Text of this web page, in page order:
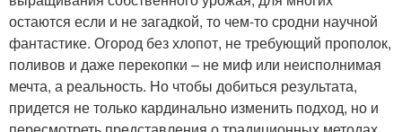
остаются если и не загадкой, то чем-то сродни научной
фантастике. Огород без хлопот, не требующий прополок,
поливов и даже перекопки – не миф или неисполнимая
мечта, а реальность. Но чтобы добиться результата,
придется не только кардинально изменить подход, но и